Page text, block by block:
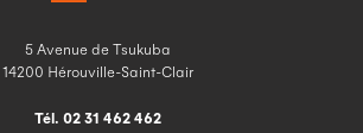
5 Avenue de Tsukuba
14200 Hérouville-Saint-Clair
Tél. 02 31 462 462